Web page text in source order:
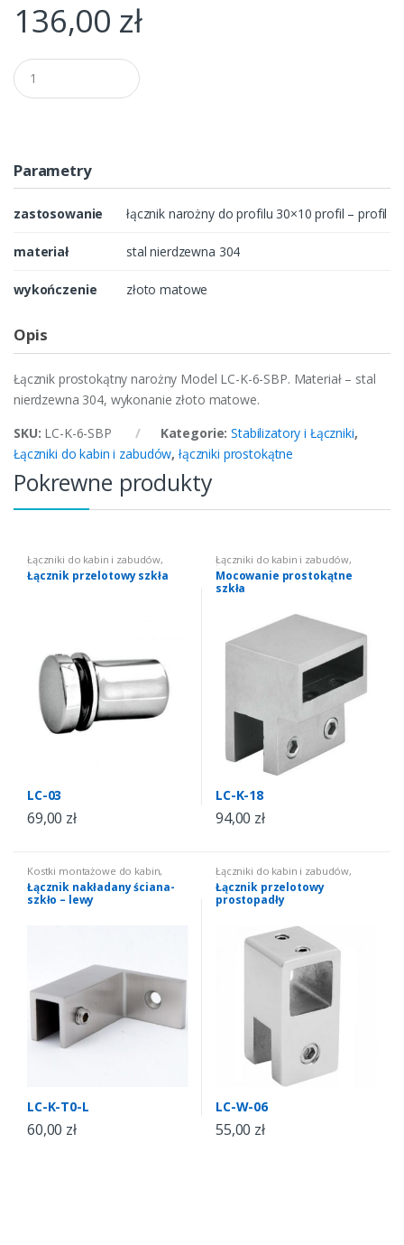
136,00 zł
Q
u
a
t
yParametry
zastosowanie łącznik narożny do profilu 30×10 profil – profil
materiał stal nierdzewna 304
wykończenie złoto matowe
Opis
Łącznik prostokątny narożny Model LC-K-6-SBP. Materiał – stal
nierdzewna 304, wykonanie złoto matowe.
SKU: LC-K-6-SBP Kategorie:Stabilizatory i Łączniki,
Łączniki do kabin i zabudów, łączniki prostokątne
Pokrewne produkty
Łączniki do kabin i zabudów,
łączniki okrągłe
Łącznik przelotowy szkła
LC-03
69,00 zł
Łączniki do kabin i zabudów,
łączniki prostokątne
Mocowanie prostokątne
szkła
LC-K-18
94,00 zł
Kostki montażowe do kabin,
Łączniki do kabin i zabudów
łączniki prostokątne
Łącznik nakładany ściana-
szkło – lewy
LC-K-T0-L
60,00 zł
Łączniki do kabin i zabudów,
łączniki kwadratowe
Łącznik przelotowy
prostopadły
LC-W-06
55,00 zł